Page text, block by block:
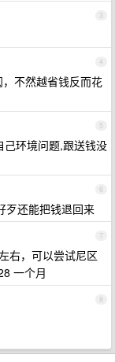
3
4
不然越省钱反而花
5
环境问题,跟送钱没
6
歹还能把钱退回来
7
右，可以尝试尼区
一个月
8